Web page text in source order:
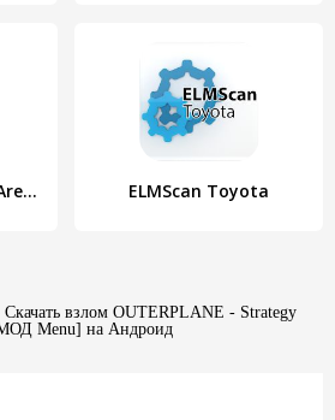
Idle Master- 3D AFK Arena ELMScan Toyota
Скачать взлом OUTERPLANE - Strategy
Menu] на Андроид